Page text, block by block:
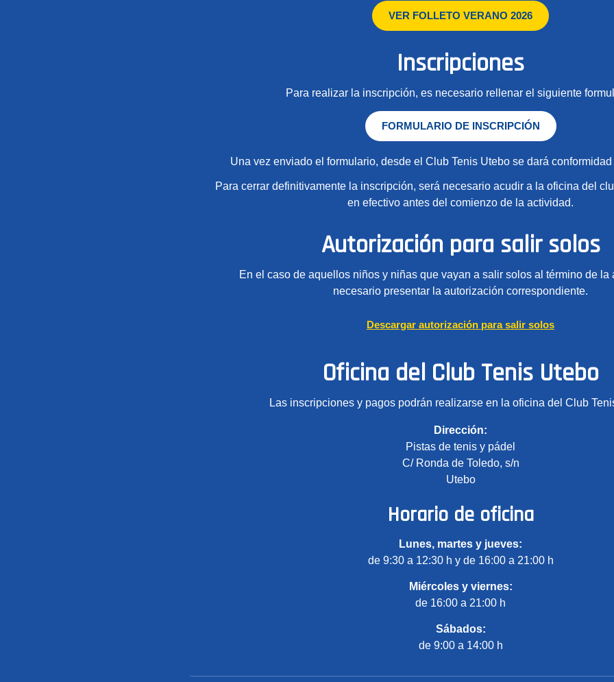
VER FOLLETO VERANO 2026
Inscripciones
Para realizar la inscripción, es necesario rellenar el siguiente
FORMULARIO DE INSCRIPCIÓN
Una vez enviado el formulario, desde el Club Tenis Utebo se dará
Para cerrar definitivamente la inscripción, será necesario acudir a la oficina del
en efectivo antes del comienzo de la actividad.
Autorización para salir solos
En el caso de aquellos niños y niñas que vayan a salir solos al término de la
necesario presentar la autorización correspondiente.
Descargar autorización para salir solos
Oficina del Club Tenis Utebo
Las inscripciones y pagos podrán realizarse en la oficina del Club
Dirección:
Pistas de tenis y pádel
C/ Ronda de Toledo, s/n
Utebo
Horario de oficina
Lunes, martes y jueves:
de 9:30 a 12:30 h y de 16:00 a 21:00 h
Miércoles y viernes:
de 16:00 a 21:00 h
Sábados:
de 9:00 a 14:00 h